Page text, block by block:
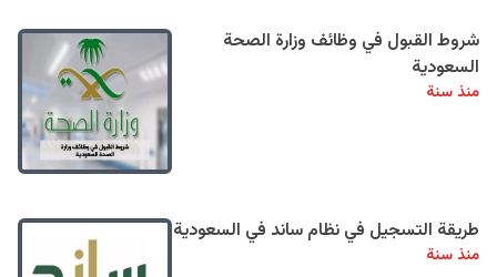
شروط القبول في وظائف وزارة الصحة
السعودية
منذ سنة
طريقة التسجيل في نظام ساند في السعودية
منذ سنة